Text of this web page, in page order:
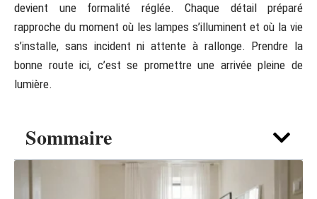
Sommaire
devient une formalité réglée. Chaque détail préparé
rapproche du moment où les lampes s’illuminent et où la vie
s’installe, sans incident ni attente à rallonge. Prendre la
bonne route ici, c’est se promettre une arrivée pleine de
lumière.